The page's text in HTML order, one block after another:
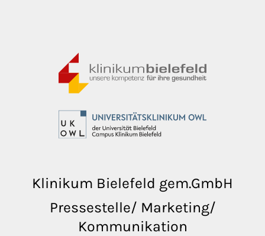
Klinikum Bielefeld gem.GmbH
Pressestelle/ Marketing/
Kommunikation